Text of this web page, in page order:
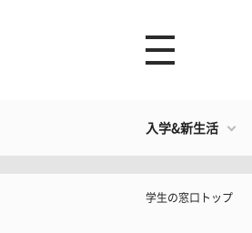
入学&新生活
学生の窓口トップ